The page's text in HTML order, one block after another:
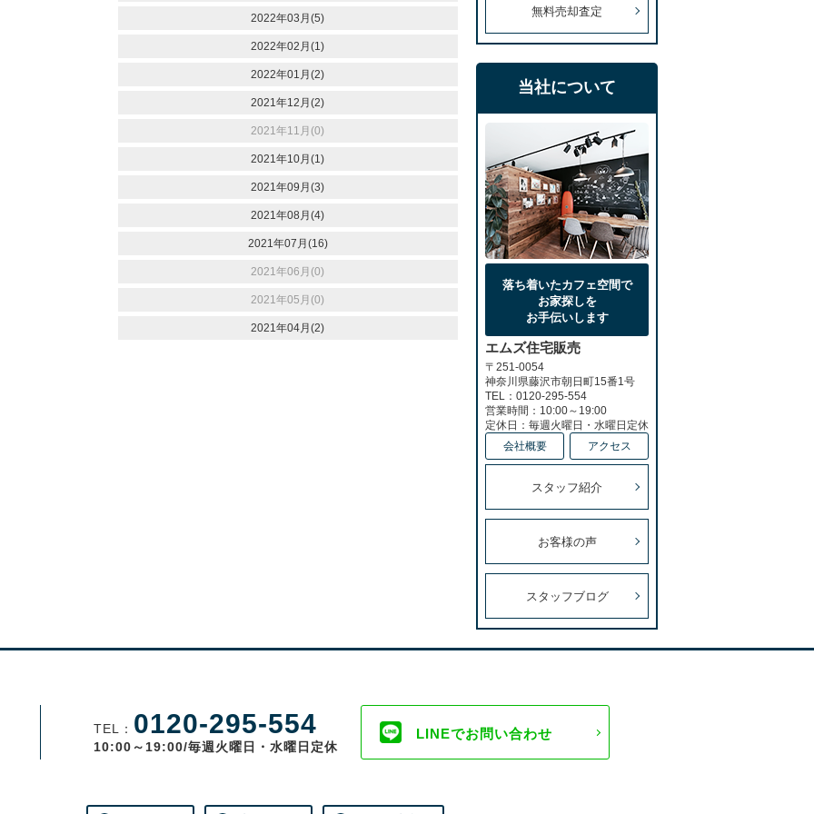
2022年03月(5)
2022年02月(1)
2022年01月(2)
2021年12月(2)
2021年11月(0)
2021年10月(1)
2021年09月(3)
2021年08月(4)
2021年07月(16)
2021年06月(0)
2021年05月(0)
2021年04月(2)
無料売却査定
当社について
落ち着いたカフェ空間で
お家探しを
お手伝いします
エムズ住宅販売
〒251-0054
神奈川県藤沢市朝日町15番1号
TEL：0120-295-554
営業時間：10:00～19:00
定休日：毎週火曜日・水曜日定休
会社概要
アクセス
スタッフ紹介
お客様の声
スタッフブログ
TEL： 0120-295-554
10:00～19:00/毎週火曜日・水曜日定休
LINEでお問い合わせ